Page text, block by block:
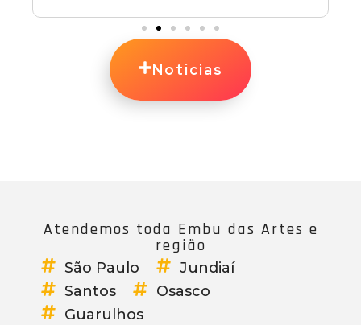
Notícias
Atendemos toda Embu das Artes e
região
São Paulo
Jundiaí
Santos
Osasco
Guarulhos